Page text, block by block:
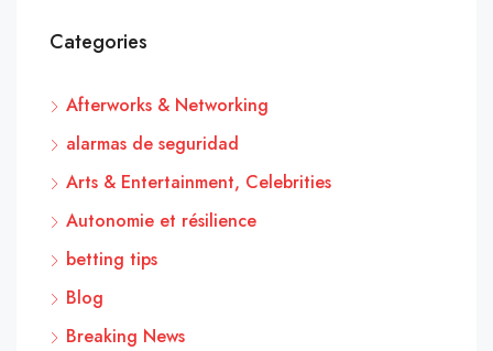
Categories
Afterworks & Networking
alarmas de seguridad
Arts & Entertainment, Celebrities
Autonomie et résilience
betting tips
Blog
Breaking News